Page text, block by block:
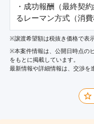
・成功報酬（最終契
るレーマン方式（消費
※譲渡希望額は税抜き価格で表
※本案件情報は、公開日時点の
をもとに掲載しています。
最新情報や詳細情報は、交渉を